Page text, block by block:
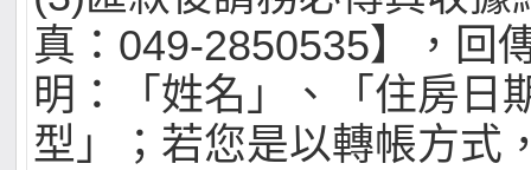
真：049-2850535】，回
明：「姓名」、「住房日
型」；若您是以轉帳方式